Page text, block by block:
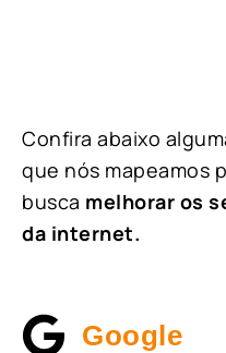
Confira abaixo
que nós mapeamos
busca melhorar os
da internet.
Google